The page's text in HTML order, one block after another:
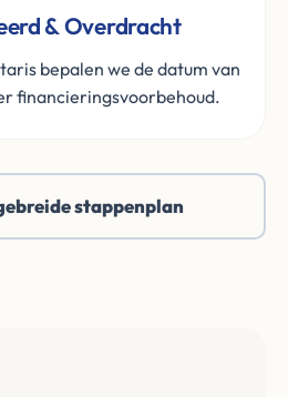
& Overdracht
bepalen we de datum van
financieringsvoorbehoud.
stappenplan